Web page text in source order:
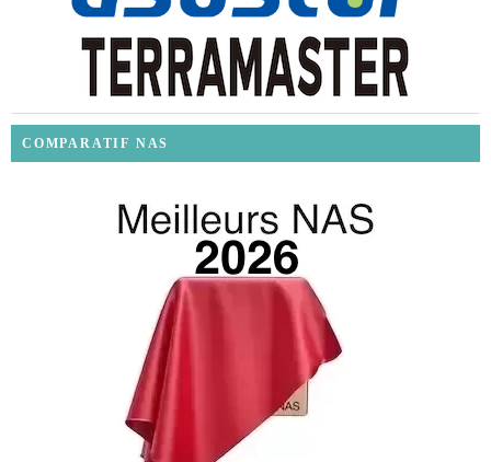
COMPARATIF NAS